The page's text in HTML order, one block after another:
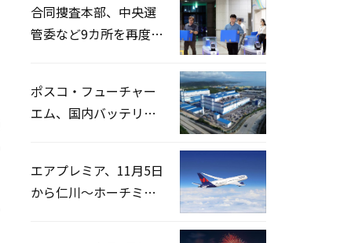
合同捜査本部、中央選
管委など9カ所を再度家
ポスコ・フューチャー
エム、国内バッテリー
エアプレミア、11月5日
から仁川〜ホーチミン